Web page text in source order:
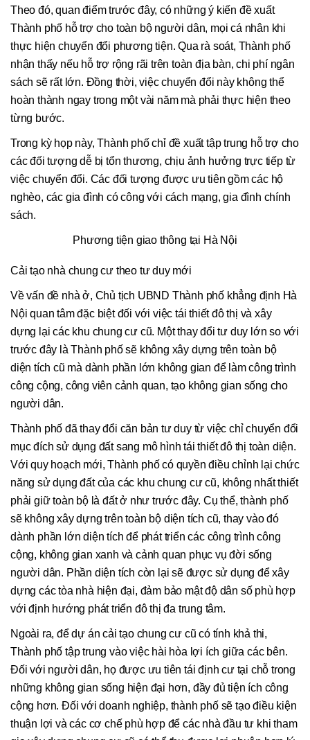
Theo đó, quan điểm trước đây, có những ý kiến đề xuất
Thành phố hỗ trợ cho toàn bộ người dân, mọi cá nhân khi
thực hiện chuyển đổi phương tiện. Qua rà soát, Thành phố
nhận thấy nếu hỗ trợ rộng rãi trên toàn địa bàn, chi phí ngân
sách sẽ rất lớn. Đồng thời, việc chuyển đổi này không thể
hoàn thành ngay trong một vài năm mà phải thực hiện theo
từng bước.
Trong kỳ họp này, Thành phố chỉ đề xuất tập trung hỗ trợ cho
các đối tượng dễ bị tổn thương, chịu ảnh hưởng trực tiếp từ
việc chuyển đổi. Các đối tượng được ưu tiên gồm các hộ
nghèo, các gia đình có công với cách mạng, gia đình chính
sách.
Phương tiện giao thông tại Hà Nội
Cải tạo nhà chung cư theo tư duy mới
Về vấn đề nhà ở, Chủ tịch UBND Thành phố khẳng định Hà
Nội quan tâm đặc biệt đối với việc tái thiết đô thị và xây
dựng lại các khu chung cư cũ. Một thay đổi tư duy lớn so với
trước đây là Thành phố sẽ không xây dựng trên toàn bộ
diện tích cũ mà dành phần lớn không gian để làm công trình
công cộng, công viên cảnh quan, tạo không gian sống cho
người dân.
Thành phố đã thay đổi căn bản tư duy từ việc chỉ chuyển đổi
mục đích sử dụng đất sang mô hình tái thiết đô thị toàn diện.
Với quy hoạch mới, Thành phố có quyền điều chỉnh lại chức
năng sử dụng đất của các khu chung cư cũ, không nhất thiết
phải giữ toàn bộ là đất ở như trước đây. Cụ thể, thành phố
sẽ không xây dựng trên toàn bộ diện tích cũ, thay vào đó
dành phần lớn diện tích để phát triển các công trình công
cộng, không gian xanh và cảnh quan phục vụ đời sống
người dân. Phần diện tích còn lại sẽ được sử dụng để xây
dựng các tòa nhà hiện đại, đảm bảo mật độ dân số phù hợp
với định hướng phát triển đô thị đa trung tâm.
Ngoài ra, để dự án cải tạo chung cư cũ có tính khả thi,
Thành phố tập trung vào việc hài hòa lợi ích giữa các bên.
Đối với người dân, họ được ưu tiên tái định cư tại chỗ trong
những không gian sống hiện đại hơn, đầy đủ tiện ích công
cộng hơn. Đối với doanh nghiệp, thành phố sẽ tạo điều kiện
thuận lợi và các cơ chế phù hợp để các nhà đầu tư khi tham